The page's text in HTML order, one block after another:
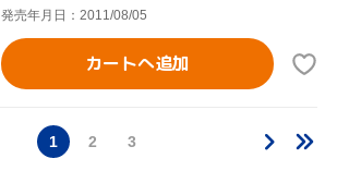
発売年月日：2011/08/05
カートへ追加
1 2 3